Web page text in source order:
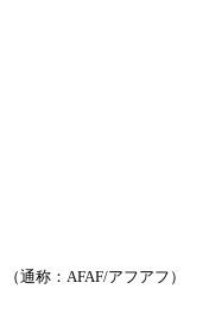
（通称：AFAF/アフアフ）